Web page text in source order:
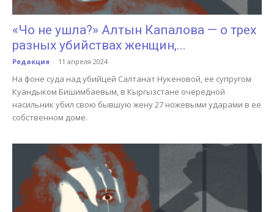
«Чо не ушла?» Алтын Капалова — о трех
разных убийствах женщин,...
Редакция - 11 апреля 2024
На фоне суда над убийцей Салтанат Нукеновой, ее супругом
Куандыком Бишимбаевым, в Кыргызстане очередной
насильник убил свою бывшую жену 27 ножевыми ударами в ее
собственном доме.